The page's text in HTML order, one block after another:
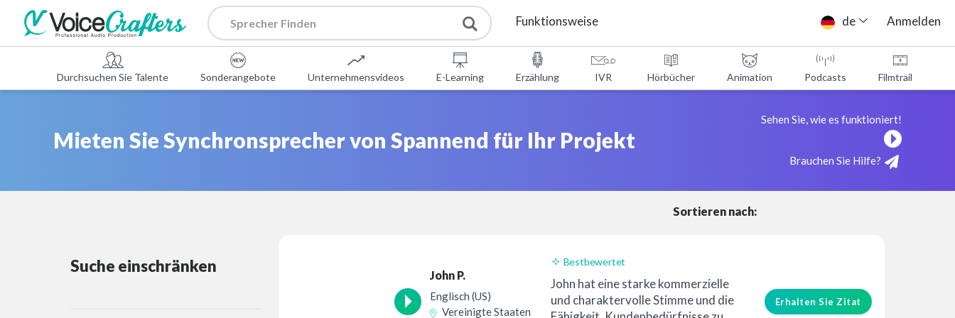
Funktionsweise
Dienstleistungen
de Anmelden
Durchsuchen Sie Talente Sonderangebote Unternehmensvideos E-Learning Erzählung IVR Hörbücher Animation Podcasts Filmtrailer
Mieten Sie Synchronsprecher von Spannend für Ihr Projekt
Sehen Sie, wie es funktioniert!
Brauchen Sie Hilfe?
Sortieren nach:
Suche einschränken John P.
Englisch (US)
Vereinigte Staaten
Bestbewertet
John hat eine starke kommerzielle
und charaktervolle Stimme und die
Erhalten Sie Zitat